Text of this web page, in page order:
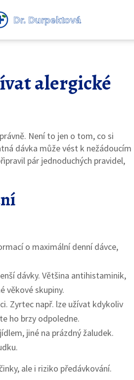
alergické
Není to jen o tom, co si
dávka může vést k nežádoucím
pár jednoduchých pravidel,
o maximální denní dávce,
dávky. Většina antihistaminik,
věkové skupiny.
Zyrtec např. lze užívat kdykoliv
ho brzy odpoledne.
jiné na prázdný žaludek.
ale i riziko předávkování.